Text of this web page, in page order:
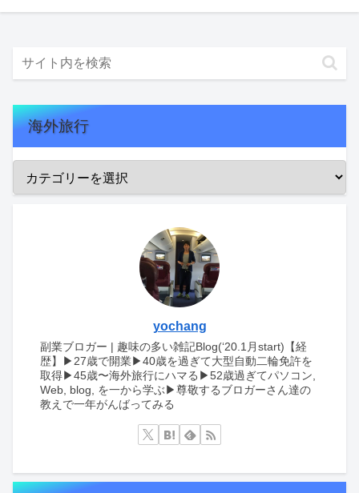
海外旅行
yochang
副業ブロガー | 趣味の多い雑記Blog(‘20.1月start)【経
歴】▶︎27歳で開業▶︎40歳を過ぎて大型自動二輪免許を
取得▶︎45歳〜海外旅行にハマる▶︎52歳過ぎてパソコン,
Web, blog, を一から学ぶ▶︎尊敬するブロガーさん達の
教えで一年がんばってみる